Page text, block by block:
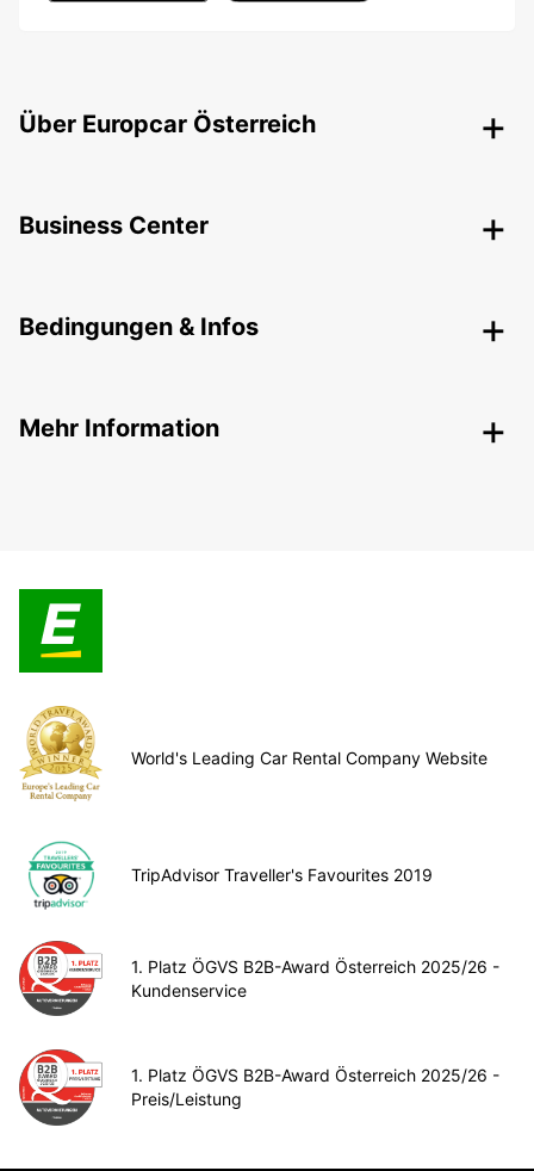
Über Europcar Österreich
Business Center
Bedingungen & Infos
Mehr Information
World's Leading Car Rental Company Website
TripAdvisor Traveller's Favourites 2019
1. Platz ÖGVS B2B-Award Österreich 2025/26 -
Kundenservice
1. Platz ÖGVS B2B-Award Österreich 2025/26 -
Preis/Leistung